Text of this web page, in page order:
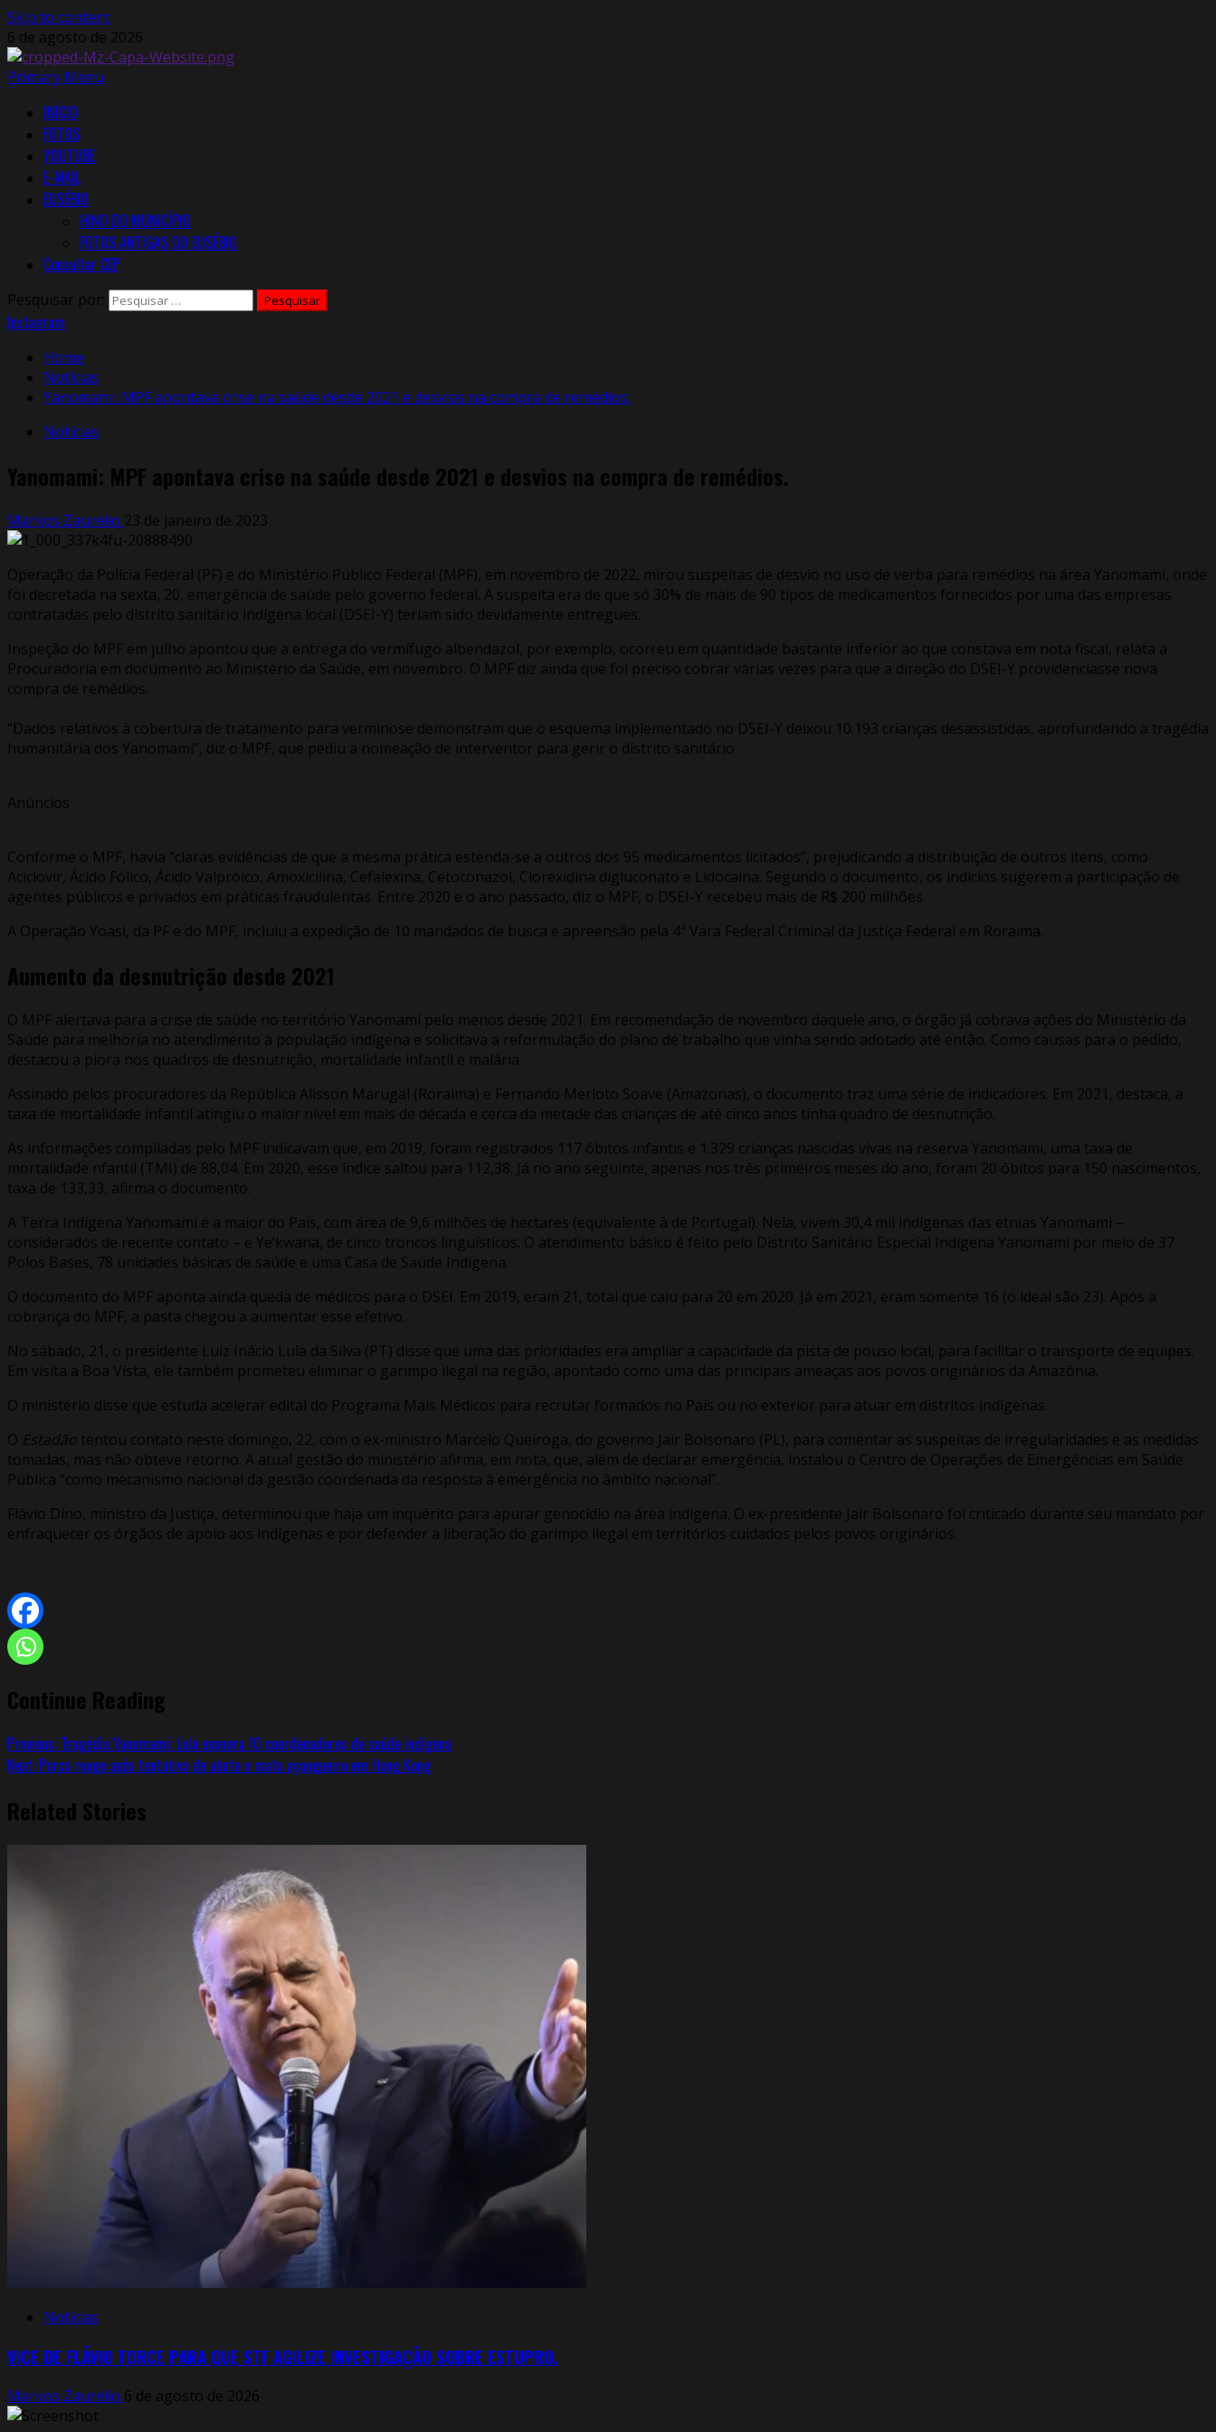
Skip to content
6 de agosto de 2026
Primary Menu
INÍCIO
FOTOS
YOUTUBE
E-MAIL
EUSÉBIO
HINO DO MUNICÍPIO
FOTOS ANTIGAS DO EUSÉBIO
Consultar CEP
Pesquisar por:
Instagram
Home
Notícias
Yanomami: MPF apontava crise na saúde desde 2021 e desvios na compra de remédios.
Notícias
Yanomami: MPF apontava crise na saúde desde 2021 e desvios na compra de remédios.
Markos Zaurelio 23 de janeiro de 2023
Operação da Polícia Federal (PF) e do Ministério Público Federal (MPF), em novembro de 2022, mirou suspeitas de desvio no uso de verba para remédios na área Yanomami, onde
foi decretada na sexta, 20, emergência de saúde pelo governo federal. A suspeita era de que só 30% de mais de 90 tipos de medicamentos fornecidos por uma das empresas
contratadas pelo distrito sanitário indígena local (DSEI-Y) teriam sido devidamente entregues.
Inspeção do MPF em julho apontou que a entrega do vermífugo albendazol, por exemplo, ocorreu em quantidade bastante inferior ao que constava em nota fiscal, relata a
Procuradoria em documento ao Ministério da Saúde, em novembro. O MPF diz ainda que foi preciso cobrar várias vezes para que a direção do DSEI-Y providenciasse nova
compra de remédios.
“Dados relativos à cobertura de tratamento para verminose demonstram que o esquema implementado no DSEI-Y deixou 10.193 crianças desassistidas, aprofundando a tragédia
humanitária dos Yanomami”, diz o MPF, que pediu a nomeação de interventor para gerir o distrito sanitário.
Anúncios
Conforme o MPF, havia “claras evidências de que a mesma prática estenda-se a outros dos 95 medicamentos licitados”, prejudicando a distribuição de outros itens, como
Aciclovir, Ácido Fólico, Ácido Valpróico, Amoxicilina, Cefalexina, Cetoconazol, Clorexidina digluconato e Lidocaína. Segundo o documento, os indícios sugerem a participação de
agentes públicos e privados em práticas fraudulentas. Entre 2020 e o ano passado, diz o MPF, o DSEI-Y recebeu mais de R$ 200 milhões.
A Operação Yoasi, da PF e do MPF, incluiu a expedição de 10 mandados de busca e apreensão pela 4ª Vara Federal Criminal da Justiça Federal em Roraima.
Aumento da desnutrição desde 2021
O MPF alertava para a crise de saúde no território Yanomami pelo menos desde 2021. Em recomendação de novembro daquele ano, o órgão já cobrava ações do Ministério da
Saúde para melhoria no atendimento à população indígena e solicitava a reformulação do plano de trabalho que vinha sendo adotado até então. Como causas para o pedido,
destacou a piora nos quadros de desnutrição, mortalidade infantil e malária.
Assinado pelos procuradores da República Alisson Marugal (Roraima) e Fernando Merloto Soave (Amazonas), o documento traz uma série de indicadores. Em 2021, destaca, a
taxa de mortalidade infantil atingiu o maior nível em mais de década e cerca da metade das crianças de até cinco anos tinha quadro de desnutrição.
As informações compiladas pelo MPF indicavam que, em 2019, foram registrados 117 óbitos infantis e 1.329 crianças nascidas vivas na reserva Yanomami, uma taxa de
mortalidade nfantil (TMI) de 88,04. Em 2020, esse índice saltou para 112,38. Já no ano seguinte, apenas nos três primeiros meses do ano, foram 20 óbitos para 150 nascimentos,
taxa de 133,33, afirma o documento.
A Terra Indígena Yanomami é a maior do País, com área de 9,6 milhões de hectares (equivalente à de Portugal). Nela, vivem 30,4 mil indígenas das etnias Yanomami –
considerados de recente contato – e Ye’kwana, de cinco troncos linguísticos. O atendimento básico é feito pelo Distrito Sanitário Especial Indígena Yanomami por meio de 37
Polos Bases, 78 unidades básicas de saúde e uma Casa de Saúde Indígena.
O documento do MPF aponta ainda queda de médicos para o DSEI. Em 2019, eram 21, total que caiu para 20 em 2020. Já em 2021, eram somente 16 (o ideal são 23). Após a
cobrança do MPF, a pasta chegou a aumentar esse efetivo.
No sábado, 21, o presidente Luiz Inácio Lula da Silva (PT) disse que uma das prioridades era ampliar a capacidade da pista de pouso local, para facilitar o transporte de equipes.
Em visita a Boa Vista, ele também prometeu eliminar o garimpo ilegal na região, apontado como uma das principais ameaças aos povos originários da Amazônia.
O ministério disse que estuda acelerar edital do Programa Mais Médicos para recrutar formados no País ou no exterior para atuar em distritos indígenas.
O Estadão tentou contato neste domingo, 22, com o ex-ministro Marcelo Queiroga, do governo Jair Bolsonaro (PL), para comentar as suspeitas de irregularidades e as medidas
tomadas, mas não obteve retorno. A atual gestão do ministério afirma, em nota, que, além de declarar emergência, instalou o Centro de Operações de Emergências em Saúde
Pública “como mecanismo nacional da gestão coordenada da resposta à emergência no âmbito nacional”.
Flávio Dino, ministro da Justiça, determinou que haja um inquérito para apurar genocídio na área indígena. O ex-presidente Jair Bolsonaro foi criticado durante seu mandato por
enfraquecer os órgãos de apoio aos indígenas e por defender a liberação do garimpo ilegal em territórios cuidados pelos povos originários.
Continue Reading
Previous: Tragédia Yanomami: Lula exonera 10 coordenadores de saúde indígena
Next: Porco reage após tentativa de abate e mata açougueiro em Hong Kong
Related Stories
Notícias
VICE DE FLÁVIO TORCE PARA QUE STF AGILIZE INVESTIGAÇÃO SOBRE ESTUPRO.
Markos Zaurelio 6 de agosto de 2026